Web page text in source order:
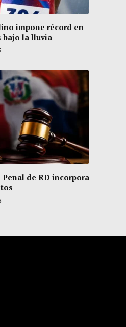
impone récord en
bajo la lluvia
de RD incorpora